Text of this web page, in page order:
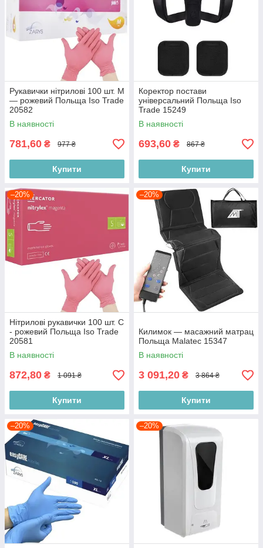
Рукавички нітрилові 100 шт. М
— рожевий Польща Iso Trade
20582
В наявності
781,60 ₴ 977 ₴
Купити
Коректор постави
універсальний Польща Iso
Trade 15249
В наявності
693,60 ₴ 867 ₴
Купити
–20%
Нітрилові рукавички 100 шт. С
- рожевий Польща Iso Trade
20581
В наявності
872,80 ₴ 1 091 ₴
Купити
–20%
Килимок — масажний матрац
Польща Malatec 15347
В наявності
3 091,20 ₴ 3 864 ₴
Купити
–20% –20%